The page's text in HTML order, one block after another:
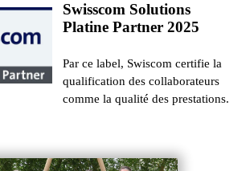
Swisscom Solutions
Platine Partner 2025
Par ce label, Swiscom certifie la
qualification des collaborateurs
comme la qualité des prestations.